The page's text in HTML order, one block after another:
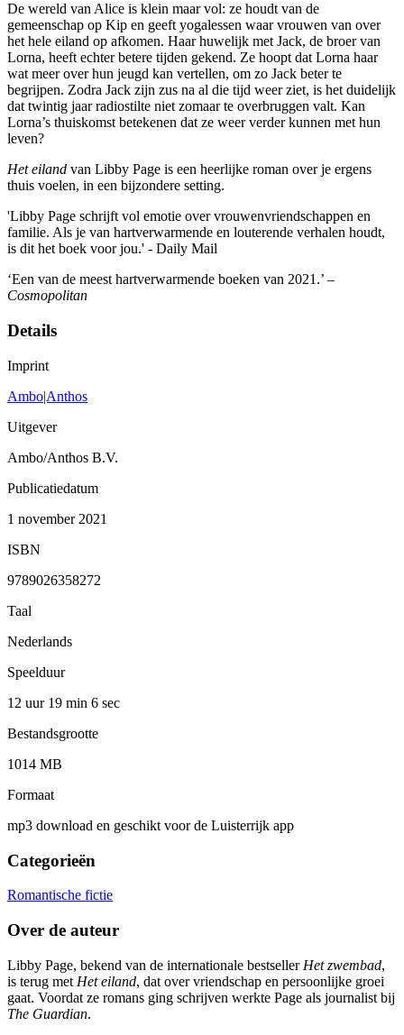
De wereld van Alice is klein maar vol: ze houdt van de
gemeenschap op Kip en geeft yogalessen waar vrouwen van over
het hele eiland op afkomen. Haar huwelijk met Jack, de broer van
Lorna, heeft echter betere tijden gekend. Ze hoopt dat Lorna haar
wat meer over hun jeugd kan vertellen, om zo Jack beter te
begrijpen. Zodra Jack zijn zus na al die tijd weer ziet, is het duidelijk
dat twintig jaar radiostilte niet zomaar te overbruggen valt. Kan
Lorna’s thuiskomst betekenen dat ze weer verder kunnen met hun
leven?
Het eiland van Libby Page is een heerlijke roman over je ergens
thuis voelen, in een bijzondere setting.
'Libby Page schrijft vol emotie over vrouwenvriendschappen en
familie. Als je van hartverwarmende en louterende verhalen houdt,
is dit het boek voor jou.' - Daily Mail
‘Een van de meest hartverwarmende boeken van 2021.’ –
Cosmopolitan
Details
Imprint
Ambo|Anthos
Uitgever
Ambo/Anthos B.V.
Publicatiedatum
1 november 2021
ISBN
9789026358272
Taal
Nederlands
Speelduur
12 uur 19 min 6 sec
Bestandsgrootte
1014 MB
Formaat
mp3 download en geschikt voor de Luisterrijk app
Categorieën
Romantische fictie
Over de auteur
Libby Page, bekend van de internationale bestsellerHet zwembad,
is terug met Het eiland, dat over vriendschap en persoonlijke groei
gaat. Voordat ze romans ging schrijven werkte Page als journalist bij
The Guardian.